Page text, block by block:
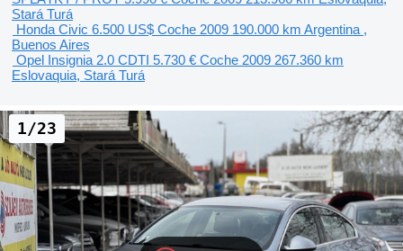
Stará Turá
Honda Civic 6.500 US$ Coche 2009 190.000 km Argentina ,
Buenos Aires
Opel Insignia 2.0 CDTI 5.730 € Coche 2009 267.360 km
Eslovaquia, Stará Turá
1/23